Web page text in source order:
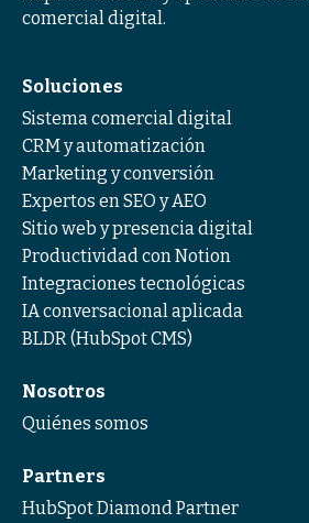
comercial digital.
Soluciones
Sistema comercial digital
CRM y automatización
Marketing y conversión
Expertos en SEO y AEO
Sitio web y presencia digital
Productividad con Notion
Integraciones tecnológicas
IA conversacional aplicada
BLDR (HubSpot CMS)
Nosotros
Quiénes somos
Partners
HubSpot Diamond Partner